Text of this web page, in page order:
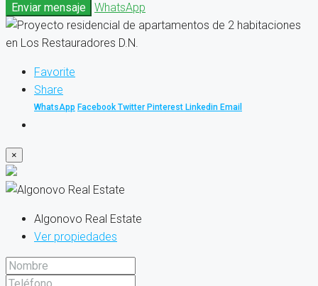
Enviar mensaje
WhatsApp
Favorite
Share
WhatsApp Facebook Twitter Pinterest Linkedin Email
×
Algonovo Real Estate
Ver propiedades